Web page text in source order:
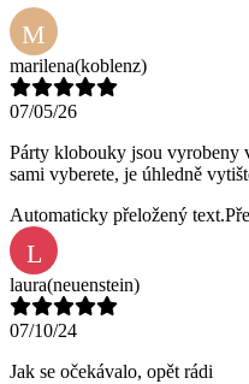
M
marilena(koblenz)
07/05/26
Párty klobouky jsou vyrobeny
sami vyberete, je úhledně
Automaticky přeložený text.
L
laura(neuenstein)
07/10/24
Jak se očekávalo, opět rádi